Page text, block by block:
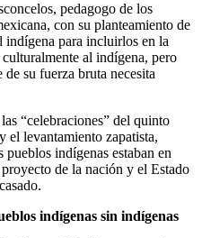
pedagogo de los
con su planteamiento de
indígena para incluirlos en la
al indígena, pero
su fuerza bruta necesita
“celebraciones” del quinto
el levantamiento zapatista,
indígenas estaban en
de la nación y el Estado
indígenas sin indígenas